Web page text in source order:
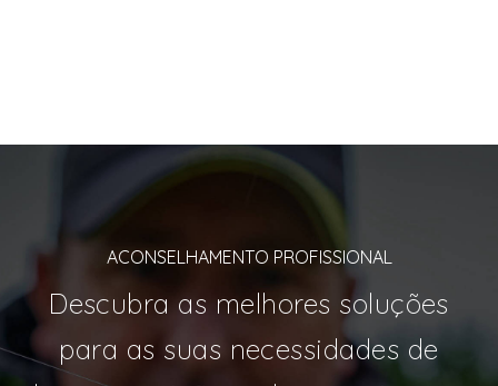
ACONSELHAMENTO PROFISSIONAL
Descubra as melhores soluções
para as suas necessidades de